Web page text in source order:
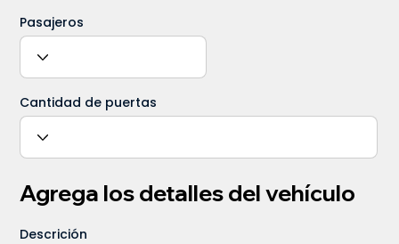
Pasajeros
Cantidad de puertas
Agrega los detalles del vehículo
Descrición